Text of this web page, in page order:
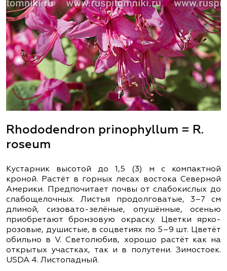
Rhododendron prinophyllum = R.
roseum
Кустарник высотой до 1,5 (3) м с компактной
кроной. Растёт в горных лесах востока Северной
Америки. Предпочитает почвы от слабокислых до
слабощелочных. Листья продолговатые, 3–7 см
длиной, сизовато-зелёные, опушённые, осенью
приобретают бронзовую окраску. Цветки ярко-
розовые, душистые, в соцветиях по 5–9 шт. Цветёт
обильно в V. Светолюбив, хорошо растёт как на
открытых участках, так и в полутени. Зимостоек.
USDA 4. Листопадный.